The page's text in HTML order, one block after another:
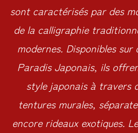
sont caractérisés par des
de la calligraphie
modernes. Disponibles sur
Paradis Japonais, ils
style japonais à travers
tentures murales,
encore rideaux exotiques.